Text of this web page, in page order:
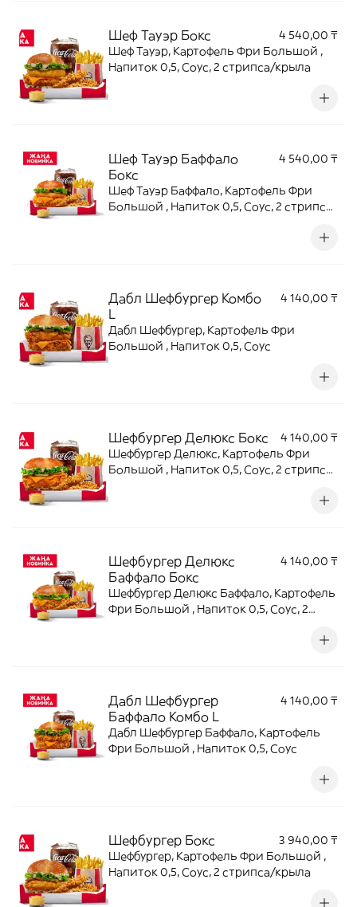
Шеф Тауэр Бокс
4 540,00 ₸
Шеф Тауэр, Картофель Фри Большой ,
Напиток 0,5, Соус, 2 стрипса/крыла
Шеф Тауэр Баффало
Бокс
4 540,00 ₸
Шеф Тауэр Баффало, Картофель Фри
Большой , Напиток 0,5, Соус, 2 стрипса/
Дабл Шефбургер Комбо
L
4 140,00 ₸
Дабл Шефбургер, Картофель Фри
Большой , Напиток 0,5, Соус
Шефбургер Делюкс Бокс
4 140,00 ₸
Шефбургер Делюкс, Картофель Фри
Большой , Напиток 0,5, Соус, 2 стрипса/
Шефбургер Делюкс
Баффало Бокс
4 140,00 ₸
Шефбургер Делюкс Баффало, Картофель
Фри Большой , Напиток 0,5, Соус, 2
Дабл Шефбургер
Баффало Комбо L
4 140,00 ₸
Дабл Шефбургер Баффало, Картофель
Фри Большой , Напиток 0,5, Соус
Шефбургер Бокс
3 940,00 ₸
Шефбургер, Картофель Фри Большой ,
Напиток 0,5, Соус, 2 стрипса/крыла